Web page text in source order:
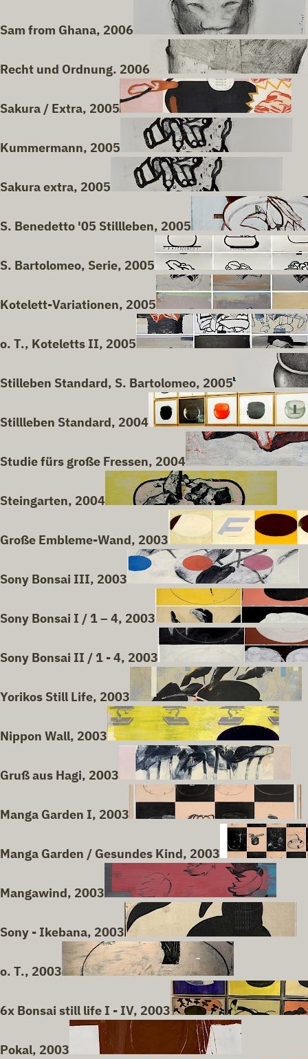
Sam from Ghana, 2006
Recht und Ordnung. 2006
Sakura / Extra, 2005
Kummermann, 2005
Sakura extra, 2005
S. Benedetto '05 Stillleben, 2005
S. Bartolomeo, Serie, 2005
Kotelett-Variationen, 2005
o. T., Koteletts II, 2005
Stilleben Standard, S. Bartolomeo, 2005
Stillleben Standard, 2004
Studie fürs große Fressen, 2004
Steingarten, 2004
Große Embleme-Wand, 2003
Sony Bonsai III, 2003
Sony Bonsai I / 1 – 4, 2003
Sony Bonsai II / 1 - 4, 2003
Yorikos Still Life, 2003
Nippon Wall, 2003
Gruß aus Hagi, 2003
Manga Garden I, 2003
Manga Garden / Gesundes Kind, 2003
Mangawind, 2003
Sony - Ikebana, 2003
o. T., 2003
6x Bonsai still life I - IV, 2003
Pokal, 2003